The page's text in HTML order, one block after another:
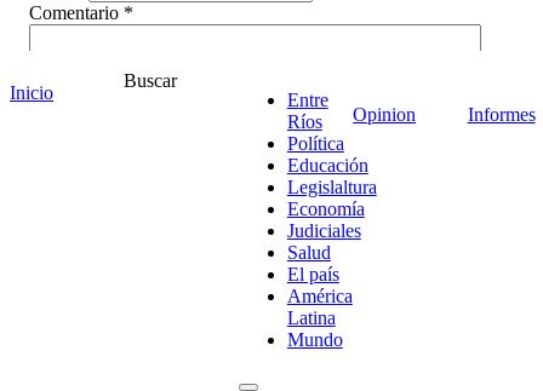
Comentario *
Inicio
Buscar
Entre
Ríos
Política
Educación
Legislaltura
Economía
Judiciales
Salud
El país
América
Latina
Mundo
Opinion Informes
¡Ponete en contacto!